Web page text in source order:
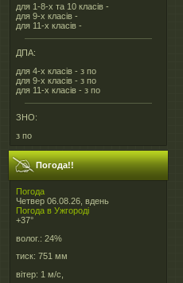
для 1-8-х та 10 класів -
для 9-х класів -
для 11-х класів -
ДПА:
для 4-х класів - з по
для 9-х класів - з по
для 11-х класів - з по
ЗНО:
з по
Погода!!
Погода
Четвер 06.08.26, вдень
Погода в Ужгороді
+37°
волог.: 24%
тиск: 751 мм
вітер: 1 м/с,